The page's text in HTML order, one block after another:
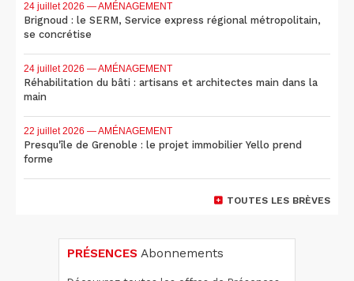
24 juillet 2026 — AMÉNAGEMENT
Brignoud : le SERM, Service express régional métropolitain,
se concrétise
24 juillet 2026 — AMÉNAGEMENT
Réhabilitation du bâti : artisans et architectes main dans la
main
22 juillet 2026 — AMÉNAGEMENT
Presqu'île de Grenoble : le projet immobilier Yello prend
forme
TOUTES LES BRÈVES
PRÉSENCES Abonnements